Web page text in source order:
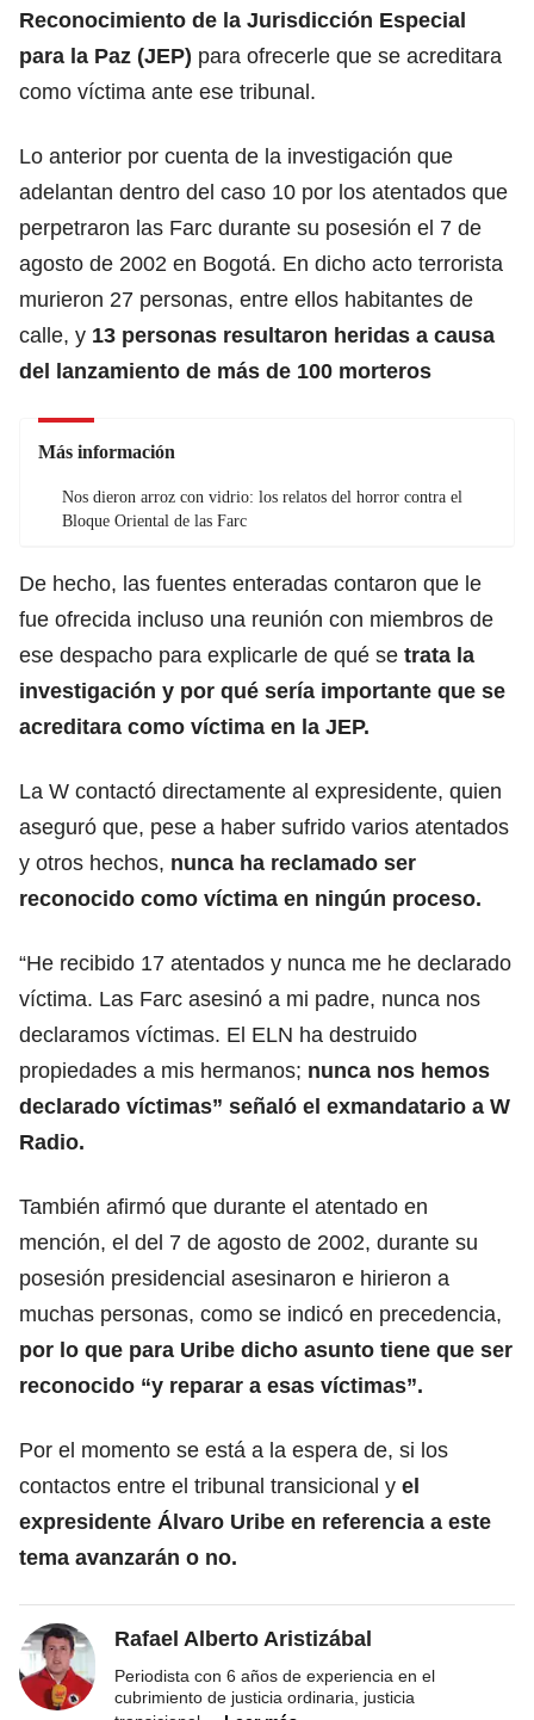
Reconocimiento de la Jurisdicción Especial
para la Paz (JEP) para ofrecerle que se acreditara
como víctima ante ese tribunal.
Lo anterior por cuenta de la investigación que
adelantan dentro del caso 10 por los atentados que
perpetraron las Farc durante su posesión el 7 de
agosto de 2002 en Bogotá. En dicho acto terrorista
murieron 27 personas, entre ellos habitantes de
calle, y 13 personas resultaron heridas a causa
del lanzamiento de más de 100 morteros
Más información
Nos dieron arroz con vidrio: los relatos del horror contra el
Bloque Oriental de las Farc
De hecho, las fuentes enteradas contaron que le
fue ofrecida incluso una reunión con miembros de
ese despacho para explicarle de qué se trata la
investigación y por qué sería importante que se
acreditara como víctima en la JEP.
La W contactó directamente al expresidente, quien
aseguró que, pese a haber sufrido varios atentados
y otros hechos, nunca ha reclamado ser
reconocido como víctima en ningún proceso.
“He recibido 17 atentados y nunca me he declarado
víctima. Las Farc asesinó a mi padre, nunca nos
declaramos víctimas. El ELN ha destruido
propiedades a mis hermanos; nunca nos hemos
declarado víctimas” señaló el exmandatario a W
Radio.
También afirmó que durante el atentado en
mención, el del 7 de agosto de 2002, durante su
posesión presidencial asesinaron e hirieron a
muchas personas, como se indicó en precedencia,
por lo que para Uribe dicho asunto tiene que ser
reconocido “y reparar a esas víctimas”.
Por el momento se está a la espera de, si los
contactos entre el tribunal transicional y el
expresidente Álvaro Uribe en referencia a este
tema avanzarán o no.
Rafael Alberto Aristizábal
Periodista con 6 años de experiencia en el
cubrimiento de justicia ordinaria, justicia